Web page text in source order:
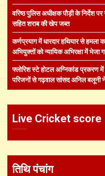
वरिष्ठ पुलिस अधीक्षक पौड़ी के निर्देश
सहित शराब की खेप जब्त
कर्णप्रयाग में धारदार हथियार से हमला
अभियुक्तों को न्यायिक अभिरक्षा में भेजा
फ्लोरिश स्टे होटल अग्निकांड प्रकरण
परिजनों से गढ़वाल सांसद अनिल बलूनी
Live Cricket score
तिथि पंचांग